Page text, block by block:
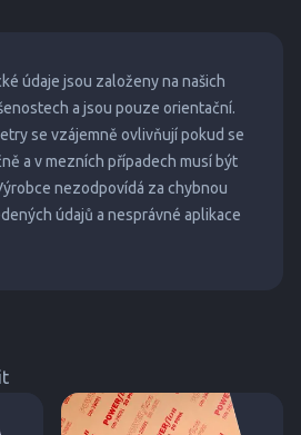
údaje jsou založeny na našich
a jsou pouze orientační.
se vzájemně ovlivňují pokud se
a v mezních případech musí být
nezodpovídá za chybnou
údajů a nesprávné aplikace